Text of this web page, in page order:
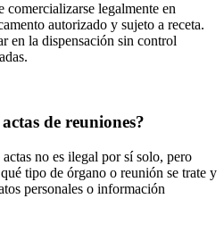
comercializarse legalmente en
autorizado y sujeto a receta.
en la dispensación sin control
de reuniones?
no es ilegal por sí solo, pero
tipo de órgano o reunión se trate y
personales o información